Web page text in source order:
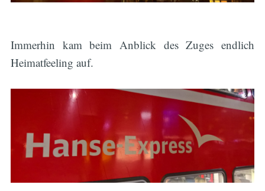
Immerhin kam beim Anblick des Zuges endlich
Heimatfeeling auf.